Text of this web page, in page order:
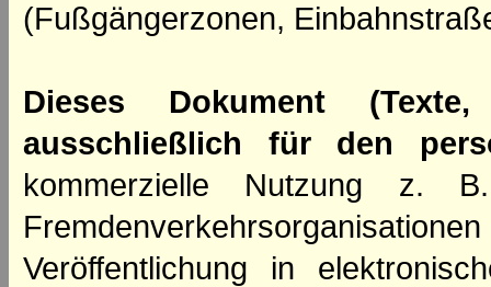
(Fußgängerzonen,
Dieses Dokument
ausschließlich für den
kommerzielle Nutzung z.
Veröffentlichung in